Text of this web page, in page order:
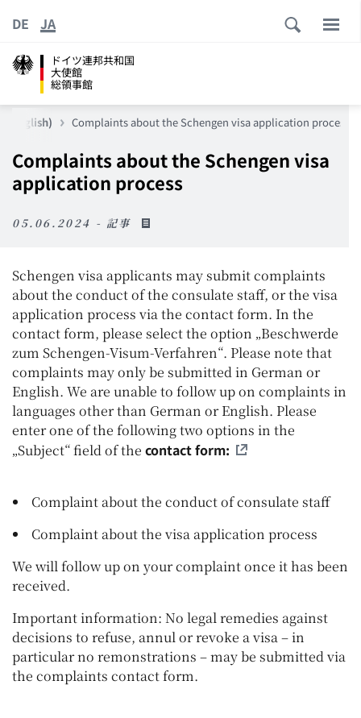
ドイツ連邦共和国
大使館
総領事館
DE JA
(English) Complaints about the Schengen visa application process
Complaints about the Schengen visa
application process
05.06.2024 - 記事
Schengen visa applicants may submit complaints
about the conduct of the consulate staff, or the visa
application process via the contact form. In the
contact form, please select the option „Beschwerde
zum Schengen-Visum-Verfahren“. Please note that
complaints may only be submitted in German or
English. We are unable to follow up on complaints in
languages other than German or English. Please
enter one of the following two options in the
„Subject“ field of the contact form:
Complaint about the conduct of consulate staff
Complaint about the visa application process
We will follow up on your complaint once it has been
received.
Important information: No legal remedies against
decisions to refuse, annul or revoke a visa – in
particular no remonstrations – may be submitted via
the complaints contact form.